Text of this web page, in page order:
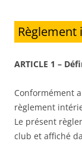
ARTICLE 1 –
Conformément
règlement
Le présent
club et affiché